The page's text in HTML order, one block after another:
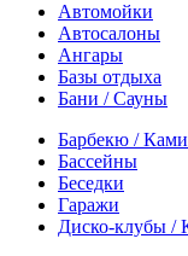
Автомойки
Автосалоны
Ангары
Базы отдыха
Бани / Сауны
Барбекю /
Бассейны
Беседки
Гаражи
Диско-клубы /